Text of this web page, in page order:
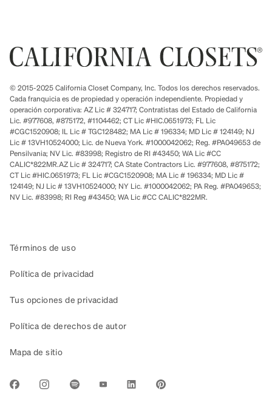
© 2015-2025 California Closet Company, Inc. Todos los derechos reservados.
Cada franquicia es de propiedad y operación independiente. Propiedad y
operación corporativa: AZ Lic # 324717; Contratistas del Estado de California
Lic. #977608, #875172, #1104462; CT Lic #HIC.0651973; FL Lic
#CGC1520908; IL Lic # TGC128482; MA Lic # 196334; MD Lic # 124149; NJ
Lic # 13VH10524000; Lic. de Nueva York. #1000042062; Reg. #PA049653 de
Pensilvania; NV Lic. #83998; Registro de RI #43450; WA Lic #CC
CALIC*822MR.AZ Lic # 324717; CA State Contractors Lic. #977608, #875172;
CT Lic #HIC.0651973; FL Lic #CGC1520908; MA Lic # 196334; MD Lic #
124149; NJ Lic # 13VH10524000; NY Lic. #1000042062; PA Reg. #PA049653;
NV Lic. #83998; RI Reg #43450; WA Lic #CC CALIC*822MR.
Términos de uso
Política de privacidad
Tus opciones de privacidad
Política de derechos de autor
Mapa de sitio